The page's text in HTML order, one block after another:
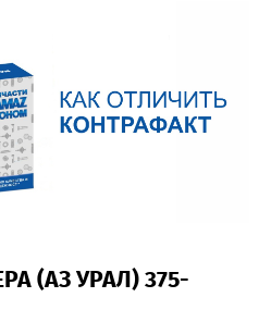
(АЗ УРАЛ) 375-